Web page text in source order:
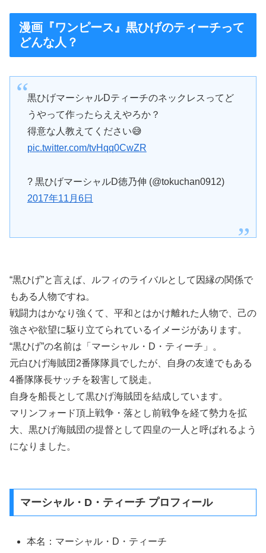
漫画『ワンピース』黒ひげのティーチって
どんな人？
黒ひげマーシャルDティーチのネックレスってど
うやって作ったらええやろか？
得意な人教えてください😅
pic.twitter.com/tvHqq0CwZR
? 黒ひげマーシャルD徳乃伸 (@tokuchan0912)
2017年11月6日
“黒ひげ”と言えば、ルフィのライバルとして因縁の関係で
もある人物ですね。
戦闘力はかなり強くて、平和とはかけ離れた人物で、己の
強さや欲望に駆り立てられているイメージがあります。
“黒ひげ”の名前は「マーシャル・D・ティーチ」。
元白ひげ海賊団2番隊隊員でしたが、自身の友達でもある
4番隊隊長サッチを殺害して脱走。
自身を船長として黒ひげ海賊団を結成しています。
マリンフォード頂上戦争・落とし前戦争を経て勢力を拡
大、黒ひげ海賊団の提督として四皇の一人と呼ばれるよう
になりました。
マーシャル・D・ティーチ プロフィール
本名：マーシャル・D・ティーチ